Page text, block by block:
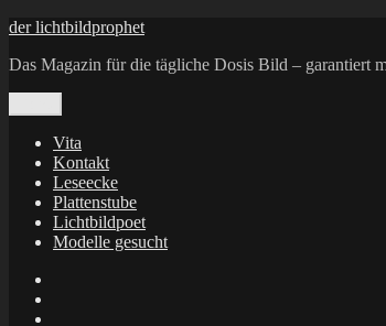
Zum
springen
der lichtbildprophet
Das Magazin für die tägliche Dosis Bild – garantiert
Vita
Kontakt
Leseecke
Plattenstube
Lichtbildpoet
Modelle gesucht